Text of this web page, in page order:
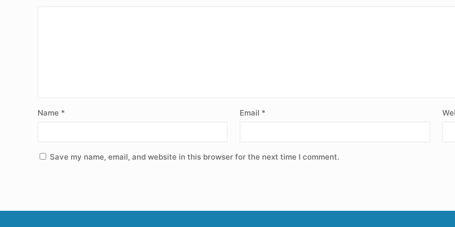
Name * Email *
Save my name, email, and website in this browser for the next time I comment.